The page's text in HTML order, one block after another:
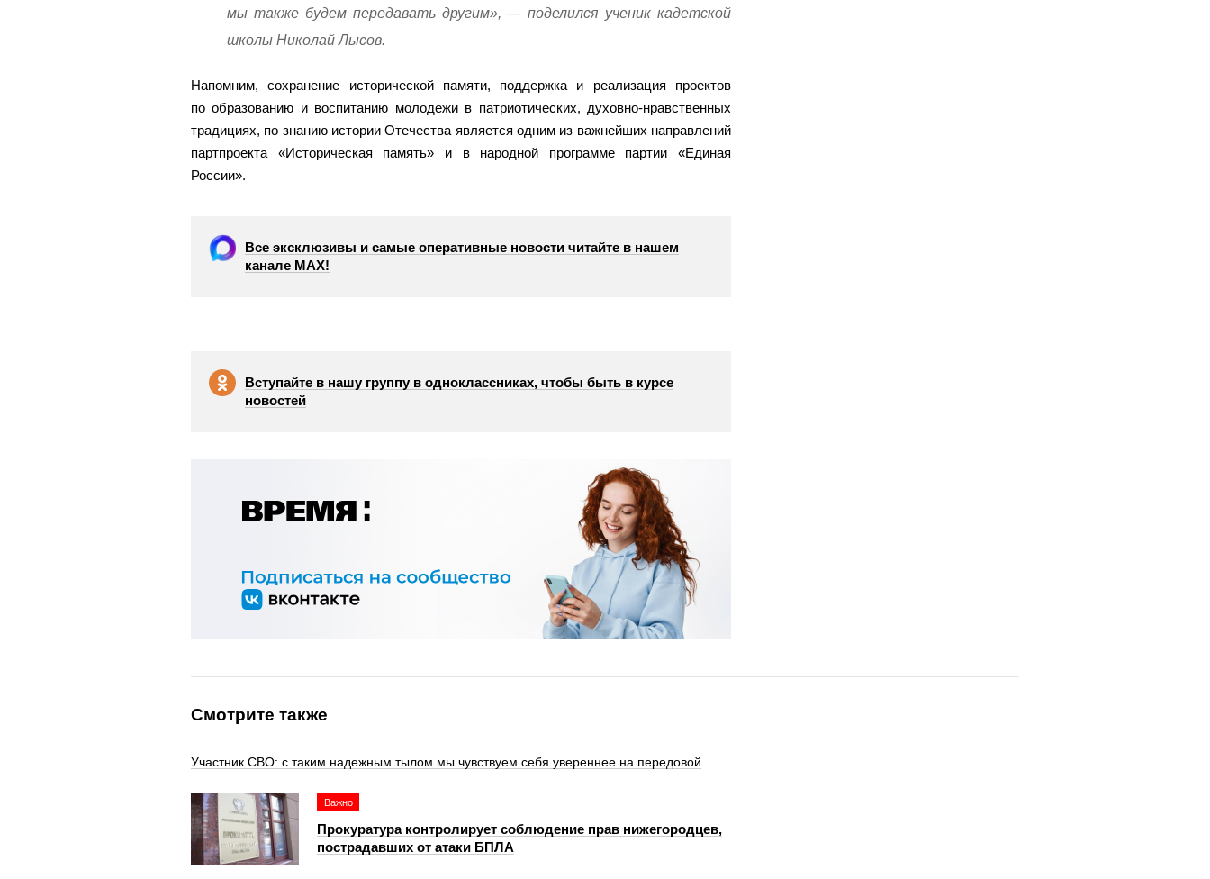
мы также будем передавать другим», — поделился ученик кадетской
школы Николай Лысов.
Напомним, сохранение исторической памяти, поддержка и реализация проектов
по образованию и воспитанию молодежи в патриотических, духовно-нравственных
традициях, по знанию истории Отечества является одним из важнейших направлений
партпроекта «Историческая память» и в народной программе партии «Единая
России».
Все эксклюзивы и самые оперативные новости читайте в нашем
канале МАХ!
Вступайте в нашу группу в одноклассниках, чтобы быть в курсе
новостей
Смотрите также
Участник СВО: с таким надежным тылом мы чувствуем себя увереннее на передовой
Важно
Прокуратура контролирует соблюдение прав нижегородцев,
пострадавших от атаки БПЛА